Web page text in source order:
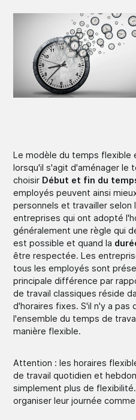
Le modèle du temps flexible
lorsqu'il s'agit d'aménager le
choisir Début et fin du
employés peuvent ainsi
personnels et travailler selon
entreprises qui ont adopté
généralement une règle qui
est possible et quand la
être respectée. Les
tous les employés sont
principale différence par
de travail classiques réside
d'horaires fixes. S'il n'y a pas
l'ensemble du temps de
manière flexible.
Attention : les horaires
de travail quotidien et
simplement plus de
organiser leur journée